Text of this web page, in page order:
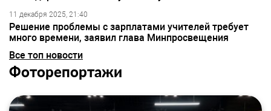
11 декабря 2025, 21:40
Решение проблемы с зарплатами учителей требует
много времени, заявил глава Минпросвещения
Все топ новости
Фоторепортажи